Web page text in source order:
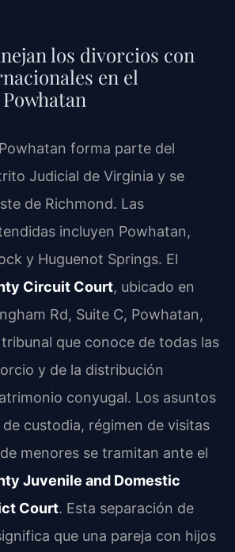
los divorcios con
en el
forma parte del
Judicial de Virginia y se
de Richmond. Las
incluyen Powhatan,
y Huguenot Springs. El
Circuit Court, ubicado en
Rd, Suite C, Powhatan,
tribunal que conoce de todas las
y de la distribución
conyugal. Los asuntos
custodia, régimen de visitas
menores se tramitan ante el
Juvenile and Domestic
Court. Esta separación de
que una pareja con hijos